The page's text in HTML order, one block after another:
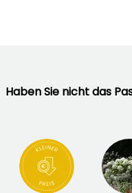
Haben Sie nicht das